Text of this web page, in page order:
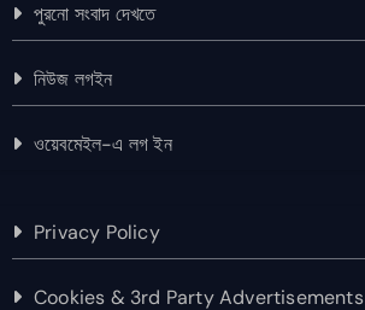
পুরনো সংবাদ দেখতে
নিউজ লগইন
ওয়েবমেইল-এ লগ ইন
Privacy Policy
Cookies & 3rd Party Advertisements